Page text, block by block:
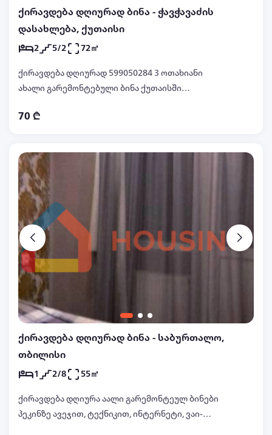
ქირავდება დღიურად ბინა - ჭავჭავაძის
დასახლება, ქუთაისი
2 5/2 72㎡
ქირავდება დღიურად 599050284 3 ოთახიანი
ახალი გარემონტებული ბინა ქუთაისში
გამზირზე,მაკდონალდსის, ავტოსადგურისა და
ტელევიზორი,wifi, ცხელი და ცივი წყალი ( 24
საათიანი წყალი) სამზარეულო და საჭირო
ინვენტარი, ბინა გათვლილია 3 ადამიანზე.
70 ₾
ქირავდება დღიურად ბინა - საბურთალო,
თბილისი
1 2/8 55㎡
ქირავდება დღიურა აალი გარემონტეულ ბინები
პეკინზე ავეჯით, ტექნიკით, ინტერნეტი, ვაი-